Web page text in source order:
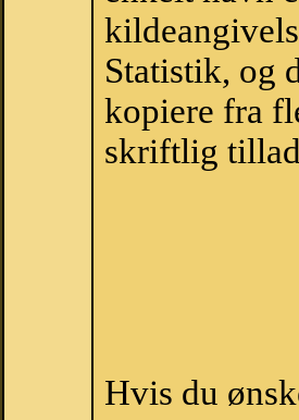
Statistik, og
kopiere fra
skriftlig
Hvis du